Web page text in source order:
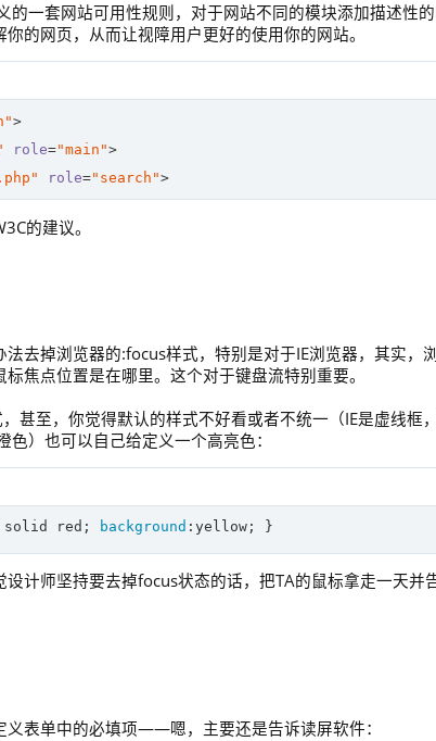
的一套网站可用性规则，对于网站不同的模块添加描述
的网页，从而让视障用户更好的使用你的网站。
>
role="main">
role="search">
的建议。
去掉浏览器的:focus样式，特别是对于IE浏览器，其实，
焦点位置是在哪里。这个对于键盘流特别重要。
甚至，你觉得默认的样式不好看或者不统一（IE是虚线框
）也可以自己给定义一个高亮色：
solid red; background
计师坚持要去掉focus状态的话，把TA的鼠标拿走一天并
表单中的必填项——嗯，主要还是告诉读屏软件：